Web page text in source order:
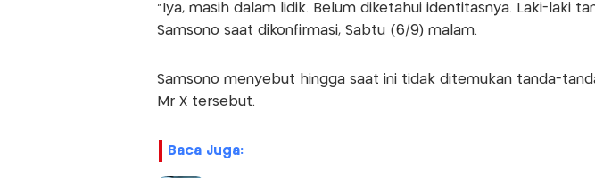
"Iya, masih dalam lidik. Belum diketahui identitasnya. Laki-laki
Samsono saat dikonfirmasi, Sabtu (6/9) malam.
Samsono menyebut hingga saat ini tidak ditemukan tanda-
Mr X tersebut.
Baca Juga: